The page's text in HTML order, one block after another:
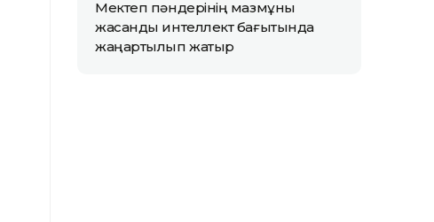
Мектеп пәндерінің мазмұны
жасанды интеллект бағытында
жаңартылып жатыр